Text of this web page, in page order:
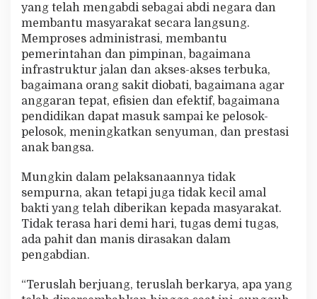
yang telah mengabdi sebagai abdi negara dan
membantu masyarakat secara langsung.
Memproses administrasi, membantu
pemerintahan dan pimpinan, bagaimana
infrastruktur jalan dan akses-akses terbuka,
bagaimana orang sakit diobati, bagaimana agar
anggaran tepat, efisien dan efektif, bagaimana
pendidikan dapat masuk sampai ke pelosok-
pelosok, meningkatkan senyuman, dan prestasi
anak bangsa.
Mungkin dalam pelaksanaannya tidak
sempurna, akan tetapi juga tidak kecil amal
bakti yang telah diberikan kepada masyarakat.
Tidak terasa hari demi hari, tugas demi tugas,
ada pahit dan manis dirasakan dalam
pengabdian.
“Teruslah berjuang, teruslah berkarya, apa yang